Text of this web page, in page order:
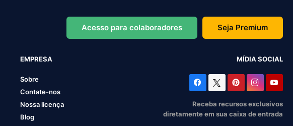
Acesso para colaboradores Seja Premium
EMPRESA
Sobre
Contate-nos
Nossa licença
Blog
MÍDIA SOCIAL
Receba recursos exclusivos
diretamente em sua caixa de entrada